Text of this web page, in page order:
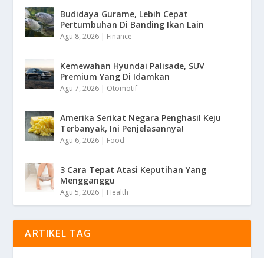
Budidaya Gurame, Lebih Cepat
Pertumbuhan Di Banding Ikan Lain
Agu 8, 2026 | Finance
Kemewahan Hyundai Palisade, SUV
Premium Yang Di Idamkan
Agu 7, 2026 | Otomotif
Amerika Serikat Negara Penghasil Keju
Terbanyak, Ini Penjelasannya!
Agu 6, 2026 | Food
3 Cara Tepat Atasi Keputihan Yang
Mengganggu
Agu 5, 2026 | Health
ARTIKEL TAG